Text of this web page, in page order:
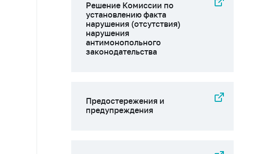
Решение Комиссии по
установлению факта
нарушения (отсутствия)
нарушения
антимонопольного
законодательства
Предостережения и
предупреждения